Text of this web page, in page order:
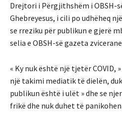
Drejtori i Përgjithshëm i OBSH-
Ghebreyesus, i cili po udhëheq
se rreziku për publikun e gjerë
selia e OBSH-së gazeta
« Ky nuk është një tjetër COVID,
një takimi mediatik të dielën,
publikun është i ulët » dhe se
frikë dhe nuk duhet të panikohen